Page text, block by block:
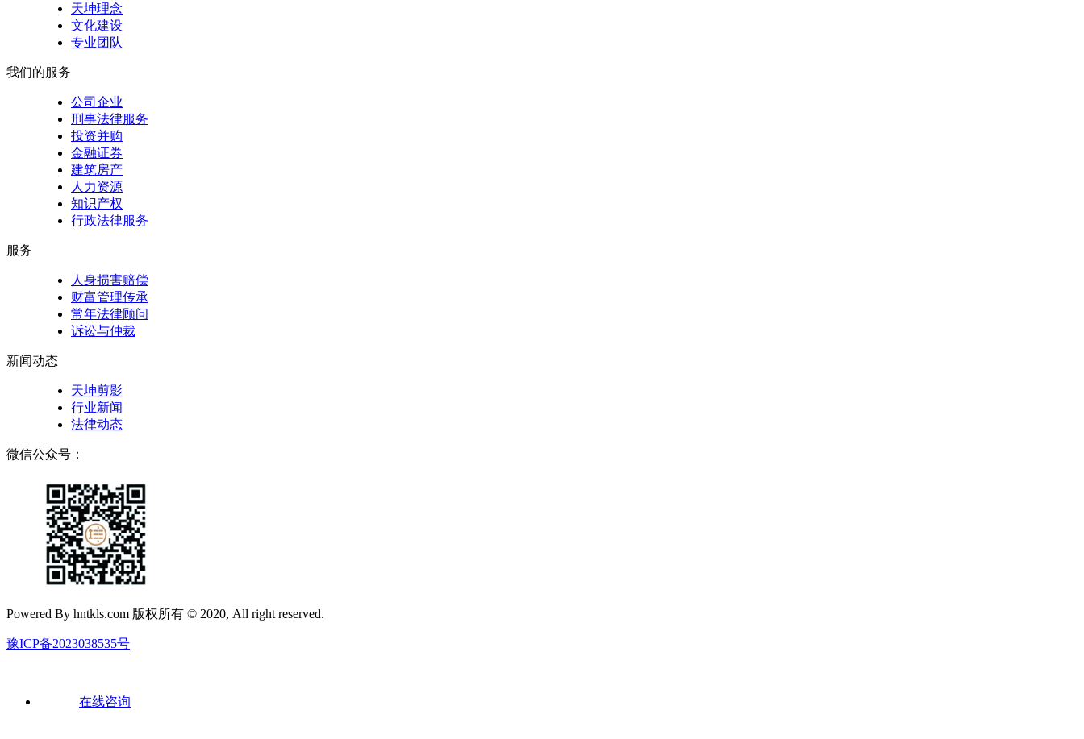
天坤理念
文化建设
专业团队
我们的服务
公司企业
刑事法律服务
投资并购
金融证券
建筑房产
人力资源
知识产权
行政法律服务
服务
人身损害赔偿
财富管理传承
常年法律顾问
诉讼与仲裁
新闻动态
天坤剪影
行业新闻
法律动态
微信公众号：
Powered By hntkls.com 版权所有 © 2020, All right reserved.
豫ICP备2023038535号
在线咨询